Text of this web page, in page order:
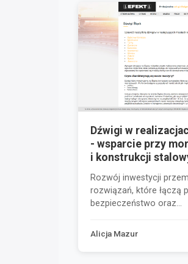
Dźwigi w
- wsparcie przy
i konstrukcji
Rozwój inwestycji
rozwiązań, które łączą
bezpieczeństwo oraz...
Alicja Mazur